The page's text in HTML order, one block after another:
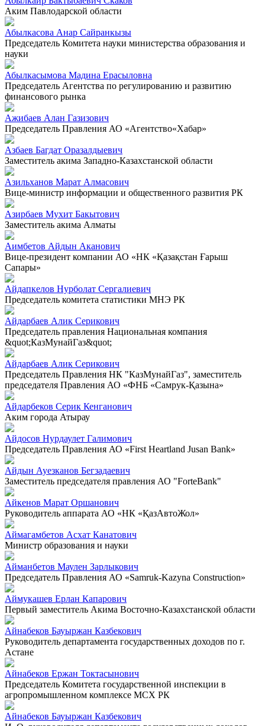
Аким Павлодарской области
Абылкасова Анар Сайранкызы
Председатель Комитета науки министерства образования и
науки
Абылкасымова Мадина Ерасыловна
Председатель Агентства по регулированию и развитию
финансового рынка
Ажибаев Алан Газизович
Председатель Правления АО «Агентство«Хабар»
Азбаев Багдат Оразалдыевич
Заместитель акима Западно-Казахстанской области
Азильханов Марат Алмасович
Вице-министр информации и общественного развития РК
Азирбаев Мухит Бакытович
Заместитель акима Алматы
Аимбетов Айдын Аканович
Вице-президент компании АО «НК «Қазақстан Ғарыш
Сапары»
Айдапкелов Нурболат Сергалиевич
Председатель комитета статистики МНЭ РК
Айдарбаев Алик Серикович
Председатель правления Национальная компания
&quot;КазМунайГаз&quot;
Айдарбаев Алик Серикович
Председатель Правления НК "КазМунайГаз", заместитель
председателя Правления АО «ФНБ «Самрук-Қазына»
Айдарбеков Серик Кенганович
Аким города Атырау
Айдосов Нурдаулет Галимович
Председатель Правления АО «First Heartland Jusan Bank»
Айдын Ауезканов Бегзадаевич
Заместитель председателя правления АО "ForteBank"
Айкенов Марат Оршанович
Руководитель аппарата АО «НК «ҚазАвтоЖол»
Аймагамбетов Асхат Канатович
Министр образования и науки
Айманбетов Маулен Зарлыкович
Председатель Правления АО «Samruk-Kazyna Construction»
Аймукашев Ерлан Капарович
Первый заместитель Акима Восточно-Казахстанской области
Айнабеков Бауыржан Казбекович
Руководитель департамента государственных доходов по г.
Астане
Айнабеков Ержан Токтасынович
Председатель Комитета государственной инспекции в
агропромышленном комплексе МСХ РК
Айнабеков Бауыржан Казбекович